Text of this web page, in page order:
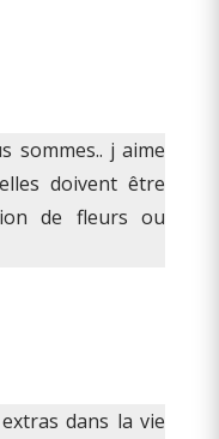
sommes.. j aime
doivent être
de fleurs ou
dans la vie